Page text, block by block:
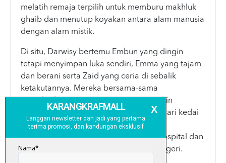
melatih remaja terpilih untuk memburu makhluk
ghaib dan menutup koyakan antara alam manusia
dengan alam mistik.
Di situ, Darwisy bertemu Embun yang dingin
tetapi menyimpan luka sendiri, Emma yang tajam
dan berani serta Zaid yang ceria di sebalik
ketakutannya. Mereka bersama-sama
menghadapi siri gangguan yang semakin
mengganas di Kota Rajawali. Bermula dari kedai
serbaneka berhantu, sekolah lama yang
menyimpan rahsia perang hinggalah hospital dan
penjara yang berubah menjadi mimpi ngeri.